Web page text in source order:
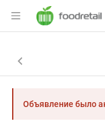
Раздел
Навигация и
Назад к списку
Объявление было